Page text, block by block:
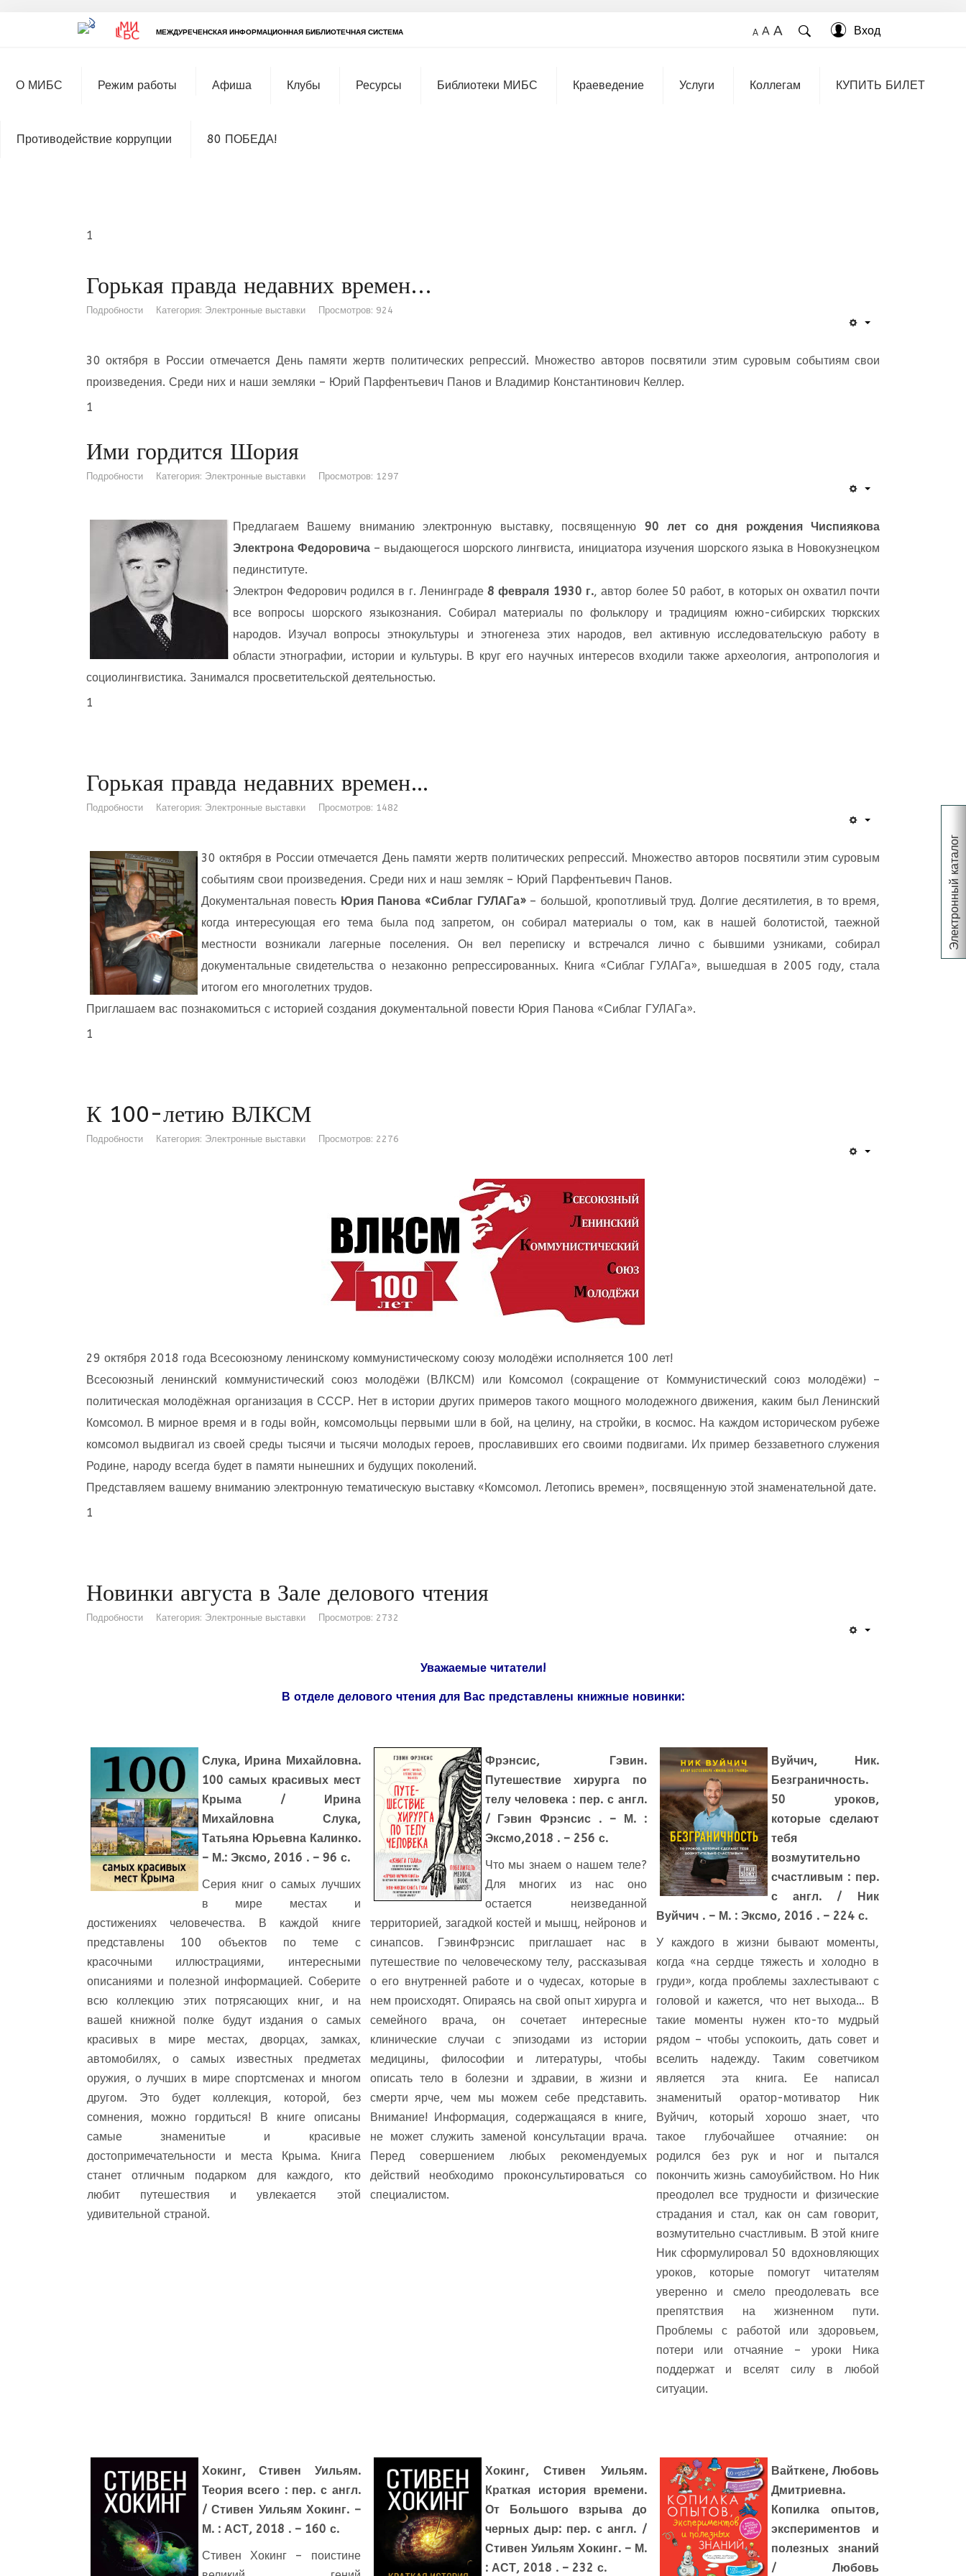
Электронный каталог
МЕЖДУРЕЧЕНСКАЯ ИНФОРМАЦИОННАЯ БИБЛИОТЕЧНАЯ СИСТЕМА Вход
A A A
О МИБС Режим работы Афиша Клубы Ресурсы Библиотеки МИБС Краеведение Услуги Коллегам КУПИТЬ БИЛЕТ
Противодействие коррупции 80 ПОБЕДА!
1
Горькая правда недавних времен...
Подробности Категория: Электронные выставки Просмотров: 924
30 октября в России отмечается День памяти жертв политических репрессий. Множество авторов посвятили этим суровым событиям свои
произведения. Среди них и наши земляки – Юрий Парфентьевич Панов и Владимир Константинович Келлер.
1
Ими гордится Шория
Подробности Категория: Электронные выставки Просмотров: 1297
Предлагаем Вашему вниманию электронную выставку, посвященную 90 лет со дня рождения Чиспиякова
Электрона Федоровича– выдающегося шорского лингвиста, инициатора изучения шорского языка в Новокузнецком
пединституте.
Электрон Федорович родился в г. Ленинграде8 февраля 1930 г., автор более 50 работ, в которых он охватил почти
все вопросы шорского языкознания. Собирал материалы по фольклору и традициям южно-сибирских тюркских
народов. Изучал вопросы этнокультуры и этногенеза этих народов, вел активную исследовательскую работу в
области этнографии, истории и культуры. В круг его научных интересов входили также археология, антропология и
социолингвистика. Занимался просветительской деятельностью.
1
Горькая правда недавних времен…
Подробности Категория: Электронные выставки Просмотров: 1482
30 октября в России отмечается День памяти жертв политических репрессий. Множество авторов посвятили этим суровым
событиям свои произведения. Среди них и наш земляк – Юрий Парфентьевич Панов.
Документальная повесть Юрия Панова «Сиблаг ГУЛАГа»– большой, кропотливый труд. Долгие десятилетия, в то время,
когда интересующая его тема была под запретом, он собирал материалы о том, как в нашей болотистой, таежной
местности возникали лагерные поселения. Он вел переписку и встречался лично с бывшими узниками, собирал
документальные свидетельства о незаконно репрессированных. Книга «Сиблаг ГУЛАГа», вышедшая в 2005 году, стала
итогом его многолетних трудов.
Приглашаем вас познакомиться с историей создания документальной повести Юрия Панова «Сиблаг ГУЛАГа».
1
К 100-летию ВЛКСМ
Подробности Категория: Электронные выставки Просмотров: 2276
29 октября 2018 года Всесоюзному ленинскому коммунистическому союзу молодёжи исполняется 100 лет!
Всесоюзный ленинский коммунистический союз молодёжи (ВЛКСМ) или Комсомол (сокращение от Коммунистический союз молодёжи) –
политическая молодёжная организация в СССР. Нет в истории других примеров такого мощного молодежного движения, каким был Ленинский
Комсомол. В мирное время и в годы войн, комсомольцы первыми шли в бой, на целину, на стройки, в космос. На каждом историческом рубеже
комсомол выдвигал из своей среды тысячи и тысячи молодых героев, прославивших его своими подвигами. Их пример беззаветного служения
Родине, народу всегда будет в памяти нынешних и будущих поколений.
Представляем вашему вниманию электронную тематическую выставку «Комсомол. Летопись времен», посвященную этой знаменательной дате.
1
Новинки августа в Зале делового чтения
Подробности Категория: Электронные выставки Просмотров: 2732
Уважаемые читатели!
В отделе делового чтения для Вас представлены книжные новинки:
Слука, Ирина Михайловна.
100 самых красивых мест
Крыма / Ирина
Михайловна Слука,
Татьяна Юрьевна Калинко.
– М.: Эксмо, 2016 . – 96 с.
Серия книг о самых лучших
в мире местах и
достижениях человечества. В каждой книге
представлены 100 объектов по теме с
красочными иллюстрациями, интересными
описаниями и полезной информацией. Соберите
всю коллекцию этих потрясающих книг, и на
вашей книжной полке будут издания о самых
красивых в мире местах, дворцах, замках,
автомобилях, о самых известных предметах
оружия, о лучших в мире спортсменах и многом
другом. Это будет коллекция, которой, без
сомнения, можно гордиться! В книге описаны
самые знаменитые и красивые
достопримечательности и места Крыма. Книга
станет отличным подарком для каждого, кто
любит путешествия и увлекается этой
удивительной страной.
Фрэнсис, Гэвин.
Путешествие хирурга по
телу человека : пер. с англ.
/ Гэвин Фрэнсис . – М. :
Эксмо,2018 . – 256 с.
Что мы знаем о нашем теле?
Для многих из нас оно
остается неизведанной
территорией, загадкой костей и мышц, нейронов и
синапсов. ГэвинФрэнсис приглашает нас в
путешествие по человеческому телу, рассказывая
о его внутренней работе и о чудесах, которые в
нем происходят. Опираясь на свой опыт хирурга и
семейного врача, он сочетает интересные
клинические случаи с эпизодами из истории
медицины, философии и литературы, чтобы
описать тело в болезни и здравии, в жизни и
смерти ярче, чем мы можем себе представить.
Внимание! Информация, содержащаяся в книге,
не может служить заменой консультации врача.
Перед совершением любых рекомендуемых
действий необходимо проконсультироваться со
специалистом.
Вуйчич, Ник.
Безграничность.
50 уроков,
которые сделают
тебя
возмутительно
счастливым : пер.
с англ. / Ник
Вуйчич . – М. : Эксмо, 2016 . – 224 с.
У каждого в жизни бывают моменты,
когда «на сердце тяжесть и холодно в
груди», когда проблемы захлестывают с
головой и кажется, что нет выхода… В
такие моменты нужен кто-то мудрый
рядом – чтобы успокоить, дать совет и
вселить надежду. Таким советчиком
является эта книга. Ее написал
знаменитый оратор-мотиватор Ник
Вуйчич, который хорошо знает, что
такое глубочайшее отчаяние: он
родился без рук и ног и пытался
покончить жизнь самоубийством. Но Ник
преодолел все трудности и физические
страдания и стал, как он сам говорит,
возмутительно счастливым. В этой книге
Ник сформулировал 50 вдохновляющих
уроков, которые помогут читателям
уверенно и смело преодолевать все
препятствия на жизненном пути.
Проблемы с работой или здоровьем,
потери или отчаяние – уроки Ника
поддержат и вселят силу в любой
ситуации.
Хокинг, Стивен Уильям.
Теория всего : пер. с англ.
/ Стивен Уильям Хокинг. –
М. : АСТ, 2018 . – 160 с.
Стивен Хокинг – поистине
Хокинг, Стивен Уильям.
Краткая история времени.
От Большого взрыва до
черных дыр: пер. с англ. /
Стивен Уильям Хокинг. – М.
: АСТ, 2018 . – 232 с.
Вайткене, Любовь
Дмитриевна.
Копилка опытов,
экспериментов и
полезных знаний
/ Любовь